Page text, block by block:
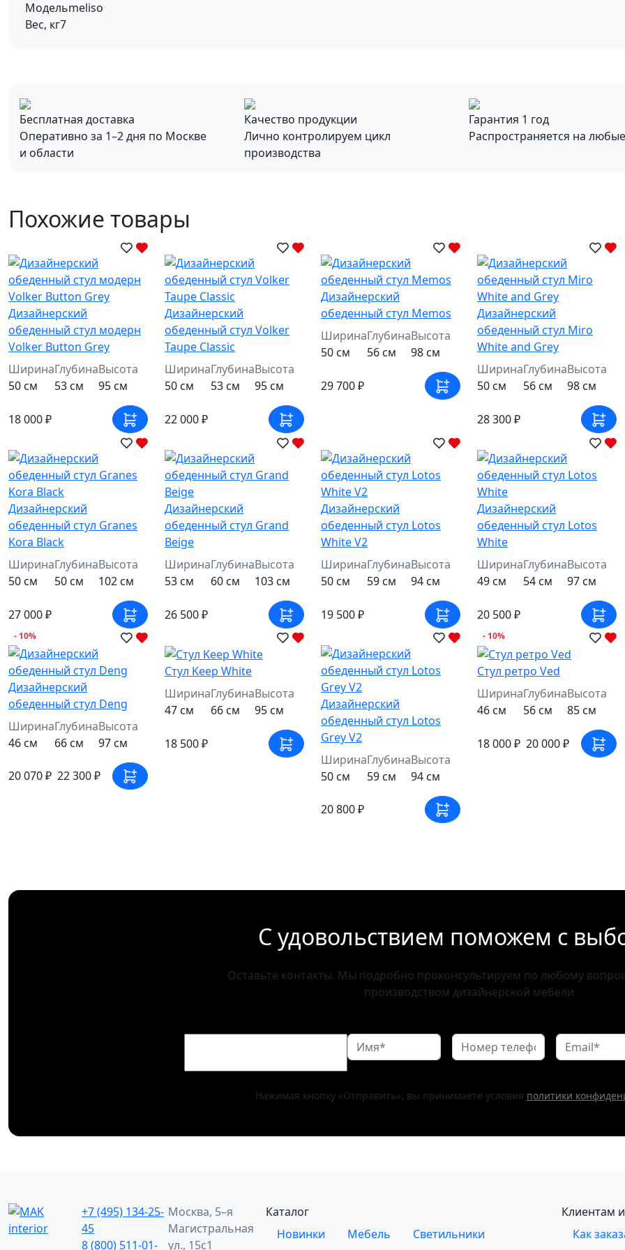
Модельmeliso
Вес, кг7
Бесплатная доставка
Оперативно за 1–2 дня по Москве
и области
Качество продукции
Лично контролируем цикл
производства
Гарантия 1 год
Распространяется на
Похожие товары
Дизайнерский
обеденный стул модерн
Volker Button Grey
Ширина
50 см
Глубина
53 см
Высота
95 см
18 000 ₽
Дизайнерский
обеденный стул Volker
Taupe Classic
Ширина
50 см
Глубина
53 см
Высота
95 см
22 000 ₽
Дизайнерский
обеденный стул Memos
Ширина
50 см
Глубина
56 см
Высота
98 см
29 700 ₽
Дизайнерский
обеденный стул Miro
White and Grey
Ширина
50 см
Глубина
56 см
Высота
98 см
28 300 ₽
Дизайнерский
обеденный стул Granes
Kora Black
Ширина
50 см
Глубина
50 см
Высота
102 см
27 000 ₽
Дизайнерский
обеденный стул Grand
Beige
Ширина
53 см
Глубина
60 см
Высота
103 см
26 500 ₽
Дизайнерский
обеденный стул Lotos
White V2
Ширина
50 см
Глубина
59 см
Высота
94 см
19 500 ₽
Дизайнерский
обеденный стул Lotos
White
Ширина
49 см
Глубина
54 см
Высота
97 см
20 500 ₽
- 10%
Дизайнерский
обеденный стул Deng
Ширина
46 см
Глубина
66 см
Высота
97 см
20 070 ₽ 22 300 ₽
Стул Keep White
Ширина
47 см
Глубина
66 см
Высота
95 см
18 500 ₽
Дизайнерский
обеденный стул Lotos
Grey V2
Ширина
50 см
Глубина
59 см
Высота
94 см
20 800 ₽
- 10%
Стул ретро Ved
Ширина
46 см
Глубина
56 см
Высота
85 см
18 000 ₽ 20 000 ₽
С удовольствием поможем с
Оставьте контакты. Мы подробно проконсультируем по любому
производством дизайнерской мебели
Нажимая кнопку «Отправить», вы принимаете условия политики
+7 (495) 134-25-
45
8 (800) 511-01-
Москва, 5–я
Магистральная
ул., 15с1
Каталог
Новинки
Мебель Светильники
Клиентам
Как